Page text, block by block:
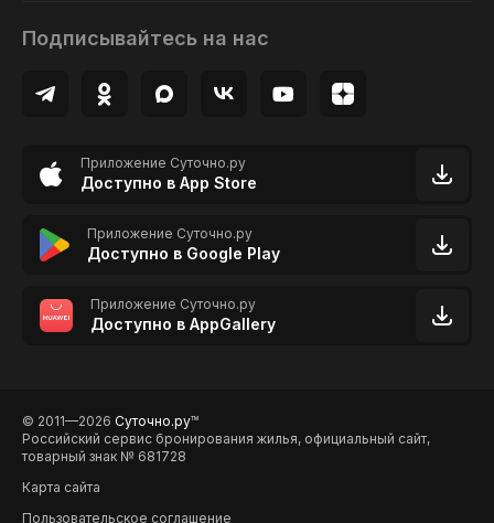
Подписывайтесь на нас
Приложение Суточно.ру
Доступно в App Store
Приложение Суточно.ру
Доступно в Google Play
Приложение Суточно.ру
Доступно в AppGallery
© 2011—2026 Суточно.руTM
Российский сервис бронирования жилья, официальный сайт,
товарный знак № 681728
Карта сайта
Пользовательское соглашение